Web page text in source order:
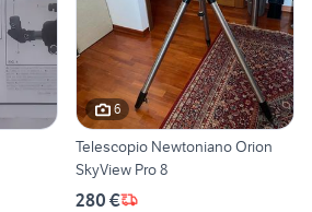
6
Telescopio Newtoniano Orion
SkyView Pro 8
280 €